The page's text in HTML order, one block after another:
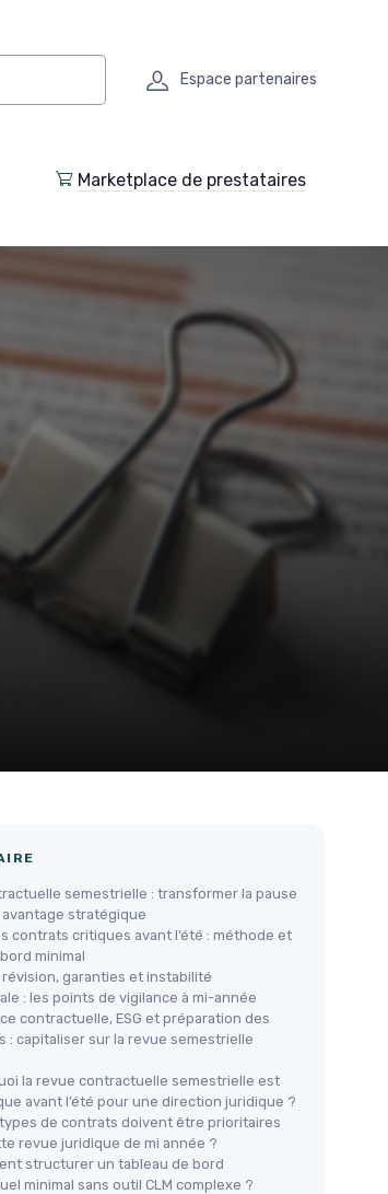
Espace partenaires
Marketplace de prestataires
semestrielle : transformer la pause
stratégique
contrats critiques avant l’été : méthode et
minimal
révision, garanties et instabilité
: les points de vigilance à mi-année
contractuelle, ESG et préparation des
: capitaliser sur la revue semestrielle
la revue contractuelle semestrielle est
avant l’été pour une direction juridique ?
de contrats doivent être prioritaires
revue juridique de mi année ?
structurer un tableau de bord
minimal sans outil CLM complexe ?